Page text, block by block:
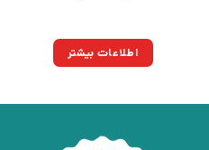
اطلاعات بیشتر